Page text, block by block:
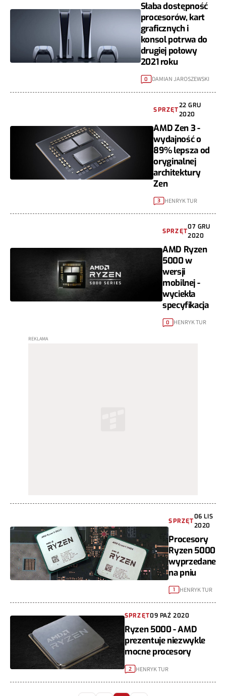
Słaba dostępność
procesorów, kart
graficznych i
konsol potrwa do
drugiej połowy
2021 roku
0 DAMIAN JAROSZEWSKI
SPRZĘT
22 GRU
2020
AMD Zen 3 -
wydajność o
89% lepsza od
oryginalnej
architektury
Zen
3 HENRYK TUR
SPRZĘT
07 GRU
2020
AMD Ryzen
5000 w
wersji
mobilnej -
wyciekła
specyfikacja
0 HENRYK TUR
SPRZĘT
06 LIS
2020
Procesory
Ryzen 5000
wyprzedane
na pniu
1 HENRYK TUR
SPRZĘT09 PAŹ 2020
Ryzen 5000 - AMD
prezentuje niezwykle
mocne procesory
2 HENRYK TUR